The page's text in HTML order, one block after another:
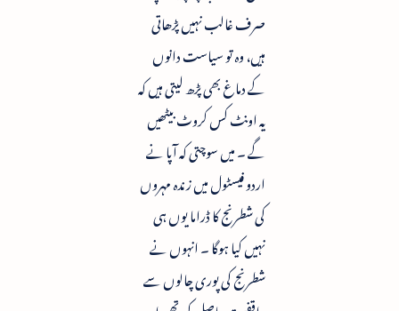
صرف غالب نہیں پڑھاتی
ہیں، وہ تو سیاست دانوں
کے دماغ بھی پڑھ لیتی ہیں کہ
یہ اونٹ کس کروٹ بیٹھیں
گے ۔ میں سوچتی کہ آپا نے
اردو فیسٹول میں زندہ مہروں
کی شطرنج کا ڈراما یوں ہی
نہیں کیا ہوگا ۔ انہوں نے
شطرنج کی پوری چالوں سے